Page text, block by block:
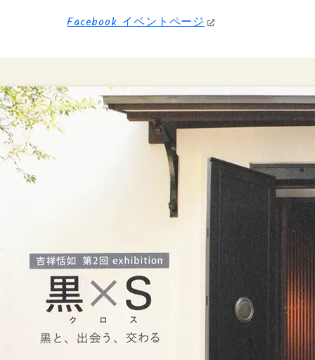
Facebook イベントページ